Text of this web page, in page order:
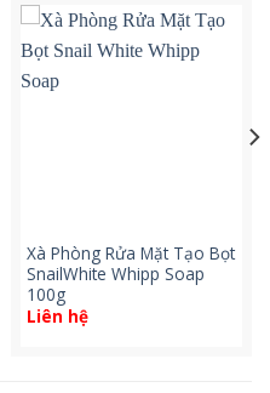
Xà Phòng Rửa Mặt Tạo Bọt
SnailWhite Whipp Soap
100g
Liên hệ